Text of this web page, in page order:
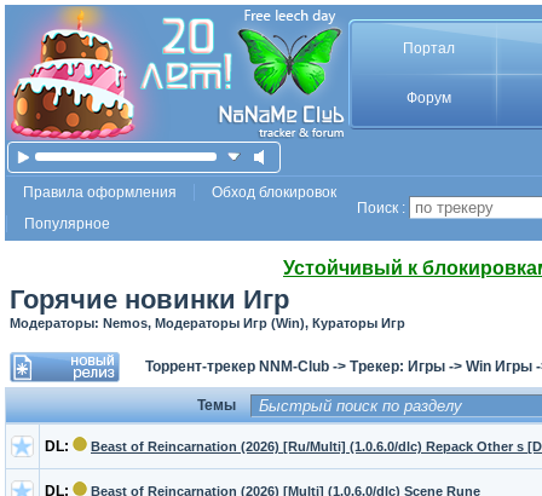
Портал
Форум
Правила оформления
Обход блокировок
Популярное
Поиск :
Устойчивый к
Горячие новинки Игр
Модераторы: Nemos, Модераторы Игр (Win), Кураторы Игр
Торрент-трекер NNM-Club -> Трекер: Игры -> Win Игры
Темы
DL: Beast of Reincarnation (2026) [Ru/Multi] (1.0.6.0/dlc) Repack Other s
DL: Beast of Reincarnation (2026) [Multi] (1.0.6.0/dlc) Scene Rune